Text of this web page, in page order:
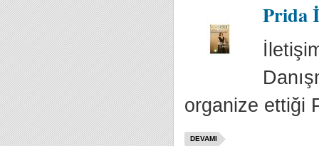
Prida
organize ettiği
DEVAMI